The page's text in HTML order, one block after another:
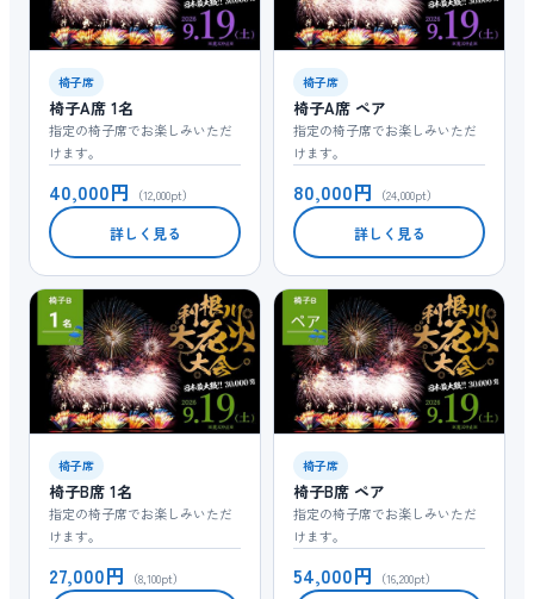
椅子席
椅子A席 1名
指定の椅子席でお楽しみいただ
けます。
40,000円 （12,000pt）
詳しく見る
椅子席
椅子A席 ペア
指定の椅子席でお楽しみいただ
けます。
80,000円 （24,000pt）
詳しく見る
椅子席
椅子B席 1名
指定の椅子席でお楽しみいただ
けます。
27,000円 （8,100pt）
椅子席
椅子B席 ペア
指定の椅子席でお楽しみいただ
けます。
54,000円 （16,200pt）